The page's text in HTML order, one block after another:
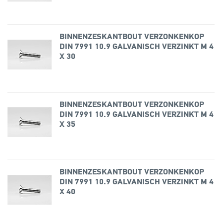
BINNENZESKANTBOUT VERZONKENKOP
DIN 7991 10.9 GALVANISCH VERZINKT M 4
X 30
BINNENZESKANTBOUT VERZONKENKOP
DIN 7991 10.9 GALVANISCH VERZINKT M 4
X 35
BINNENZESKANTBOUT VERZONKENKOP
DIN 7991 10.9 GALVANISCH VERZINKT M 4
X 40